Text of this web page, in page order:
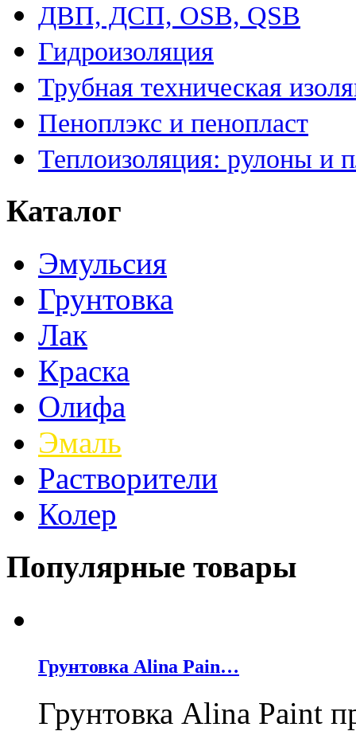
ДВП, ДСП, OSB, QSB
Гидроизоляция
Трубная техническая
Пеноплэкс и пенопласт
Теплоизоляция: рулоны и
Каталог
Эмульсия
Грунтовка
Лак
Краска
Олифа
Эмаль
Растворители
Колер
Популярные товары
Грунтовка Alina Pain…
Грунтовка Alina Paint